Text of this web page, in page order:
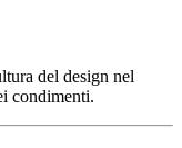
del design nel
condimenti.